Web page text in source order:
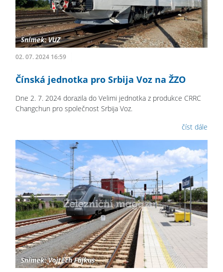
02. 07. 2024 16:59
Čínská jednotka pro Srbija Voz na ŽZO
Dne 2. 7. 2024 dorazila do Velimi jednotka z produkce CRRC
Changchun pro společnost Srbija Voz.
číst dále